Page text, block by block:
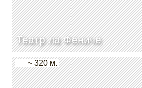
Театр ла Фениче
~ 320 м.